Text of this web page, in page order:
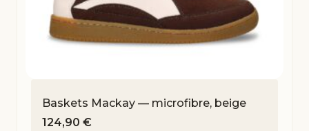
Baskets Mackay — microfibre, beige
124,90 €